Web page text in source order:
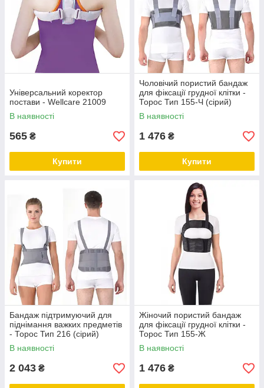
Універсальний коректор
постави - Wellcare 21009
В наявності
565 ₴
Купити
Чоловічий пористий бандаж
для фіксації грудної клітки -
Торос Тип 155-Ч (сірий)
В наявності
1 476 ₴
Купити
Бандаж підтримуючий для
піднімання важких предметів
- Торос Тип 216 (сірий)
В наявності
2 043 ₴
Жіночий пористий бандаж
для фіксації грудної клітки -
Торос Тип 155-Ж
В наявності
1 476 ₴